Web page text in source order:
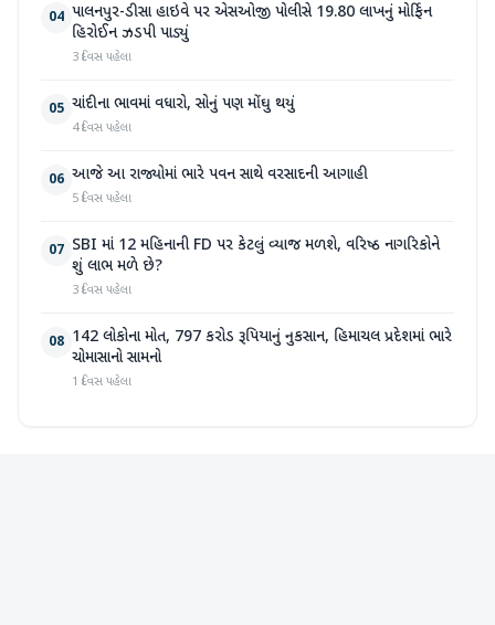
04 પાલનપુર-ડીસા હાઇવે પર એસઓજી પોલીસે 19.80 લાખનું મોર્ફિન
હિરોઈન ઝડપી પાડ્યું
3 દિવસ પહેલા
05 ચાંદીના ભાવમાં વધારો, સોનું પણ મોંઘુ થયું
4 દિવસ પહેલા
06 આજે આ રાજ્યોમાં ભારે પવન સાથે વરસાદની આગાહી
5 દિવસ પહેલા
07 SBI માં 12 મહિનાની FD પર કેટલું વ્યાજ મળશે, વરિષ્ઠ નાગરિકોને
શું લાભ મળે છે?
3 દિવસ પહેલા
08 142 લોકોના મોત, 797 કરોડ રૂપિયાનું નુકસાન, હિમાચલ પ્રદેશમાં ભારે
ચોમાસાનો સામનો
1 દિવસ પહેલા